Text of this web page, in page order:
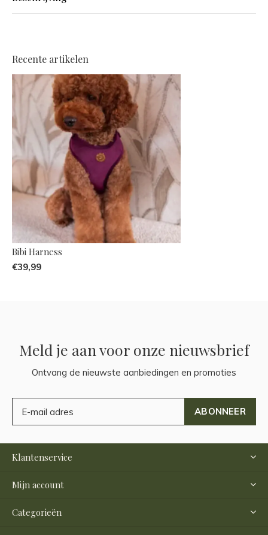
Recente artikelen
Bibi Harness
€39,99
Meld je aan voor onze nieuwsbrief
Ontvang de nieuwste aanbiedingen en promoties
ABONNEER
Klantenservice
Mijn account
Categorieën